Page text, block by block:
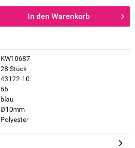
In den Warenkorb
KW10687
28 Stück
43122-10
66
blau
Ø10mm
Polyester